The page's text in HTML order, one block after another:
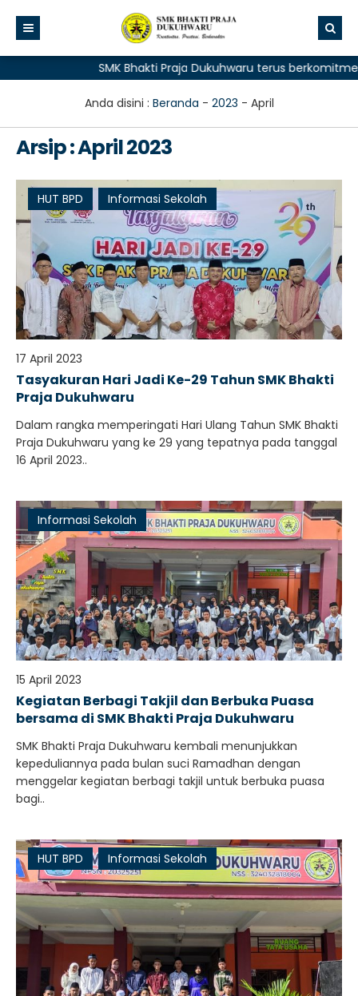
SMK Bhakti Praja Dukuhwaru terus
Anda disini : Beranda - 2023 - April
Arsip : April 2023
HUT BPD Informasi Sekolah
17 April 2023
Tasyakuran Hari Jadi Ke-29 Tahun SMK Bhakti
Praja Dukuhwaru
Dalam rangka memperingati Hari Ulang Tahun SMK Bhakti
Praja Dukuhwaru yang ke 29 yang tepatnya pada tanggal
16 April 2023..
Informasi Sekolah
15 April 2023
Kegiatan Berbagi Takjil dan Berbuka Puasa
bersama di SMK Bhakti Praja Dukuhwaru
SMK Bhakti Praja Dukuhwaru kembali menunjukkan
kepeduliannya pada bulan suci Ramadhan dengan
menggelar kegiatan berbagi takjil untuk berbuka puasa
bagi..
HUT BPD Informasi Sekolah